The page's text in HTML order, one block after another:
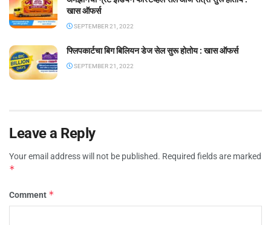
खास ऑफर्स
SEPTEMBER 21, 2022
फ्लिपकार्टचा बिग बिलियन डेज सेल सुरू होतोय : खास ऑफर्स
SEPTEMBER 21, 2022
Leave a Reply
Your email address will not be published. Required fields are marked
*
Comment *